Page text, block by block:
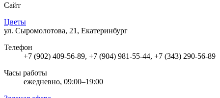
Сайт
Цветы
ул. Сыромолотова, 21, Екатеринбург
Телефон
+7 (902) 409-56-89, +7 (904) 981-55-44, +7 (343) 290-56-89
Часы работы
ежедневно, 09:00–19:00